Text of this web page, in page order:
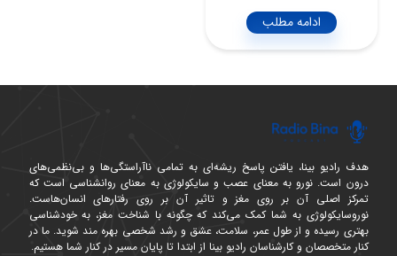
ادامه مطلب
هدف رادیو بینا، یافتن پاسخ ریشه‌ای به تمامی ناآراستگی‌ها و بی‌نظمی‌های
درون است. نورو به معنای عصب و سایکولوژی به معنای روانشناسی است که
تمرکز اصلی آن بر روی مغز و تاثیر آن بر روی رفتارهای انسان‌هاست.
نوروسایکولوژی به شما کمک می‌کند که چگونه با شناخت مغز، به خودشناسی
بهتری رسیده و از طول عمر، سلامت، عشق و رشد شخصی بهره مند شوید. ما در
کنار متخصصان و کارشناسان رادیو بینا از ابتدا تا پایان مسیر در کنار شما هستیم.